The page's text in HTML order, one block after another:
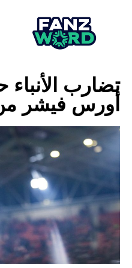
تضارب
أورس فيشر